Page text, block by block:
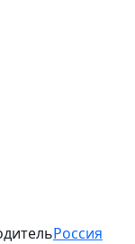
Россия